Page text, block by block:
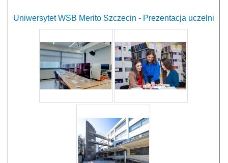
Uniwersytet WSB Merito Szczecin - Prezentacja uczelni